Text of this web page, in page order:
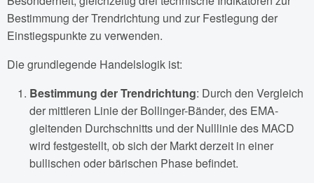
Bestimmung der Trendrichtung und zur Festlegung der
Einstiegspunkte zu verwenden.
Die grundlegende Handelslogik ist:
Bestimmung der Trendrichtung: Durch den Vergleich
der mittleren Linie der Bollinger-Bänder, des EMA-
gleitenden Durchschnitts und der Nulllinie des MACD
wird festgestellt, ob sich der Markt derzeit in einer
bullischen oder bärischen Phase befindet.